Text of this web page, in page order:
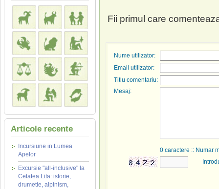
Articole recente
Incursiune in Lumea
Apelor
Excursie "all-inclusive" la
Cetatea Lita: istorie,
drumetie, alpinism,
Fii primul care
Nume utilizator:
Email utilizator:
Titlu comentariu:
Mesaj:
0 caractere :: Numar